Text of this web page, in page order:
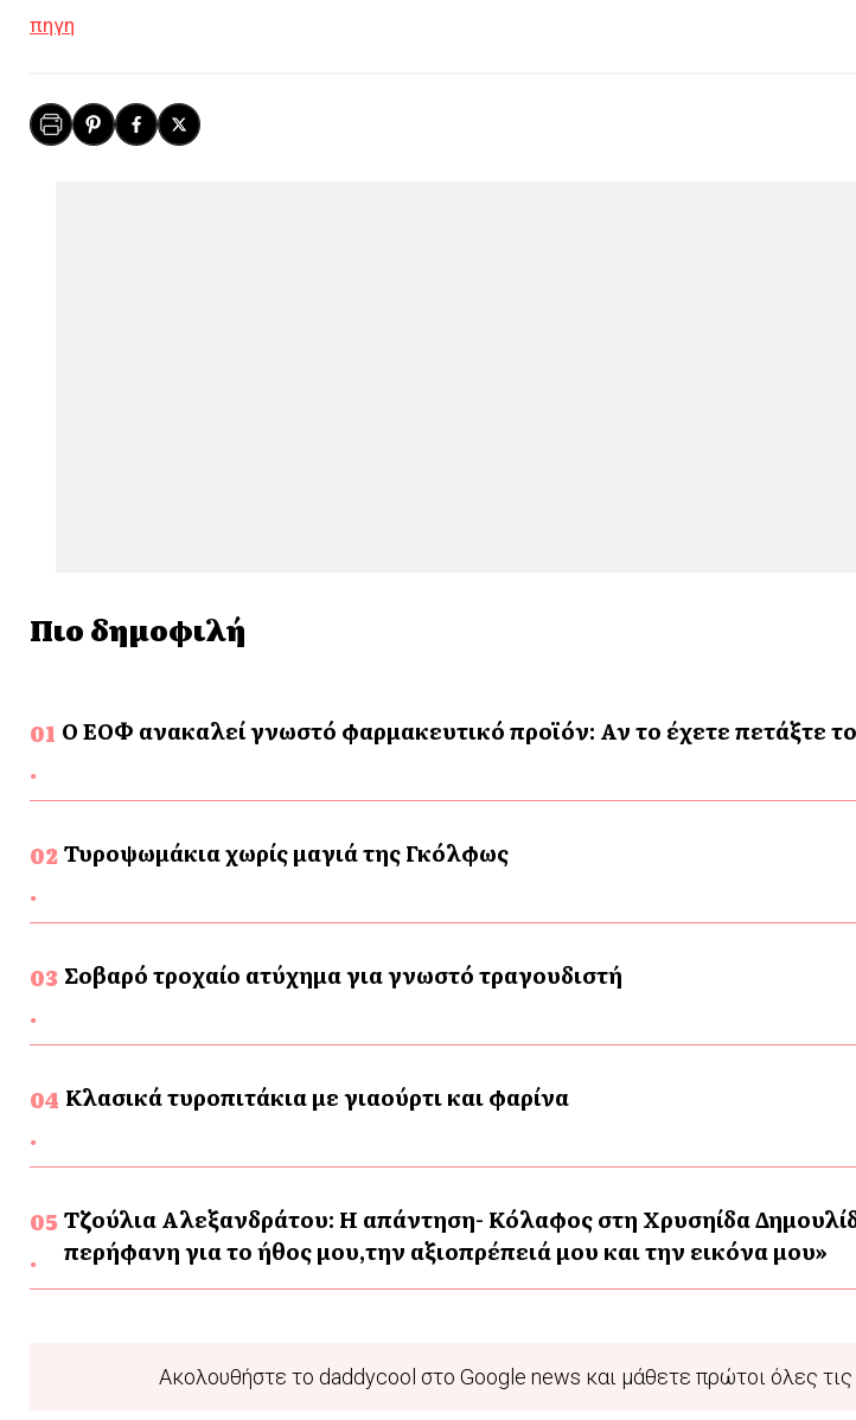
πηγη
Πιο δημοφιλή
Ο ΕΟΦ ανακαλεί γνωστό φαρμακευτικό προϊόν: Αν το έχετε πετάξτε το
Τυροψωμάκια χωρίς μαγιά της Γκόλφως
Σοβαρό τροχαίο ατύχημα για γνωστό τραγουδιστή
Κλασικά τυροπιτάκια με γιαούρτι και φαρίνα
Τζούλια Αλεξανδράτου: Η απάντηση- Κόλαφος στη Χρυσηίδα
περήφανη για το ήθος μου,την αξιοπρέπειά μου και την εικόνα μου»
Ακολουθήστε το daddycool στο Google news και μάθετε πρώτοι όλες τις